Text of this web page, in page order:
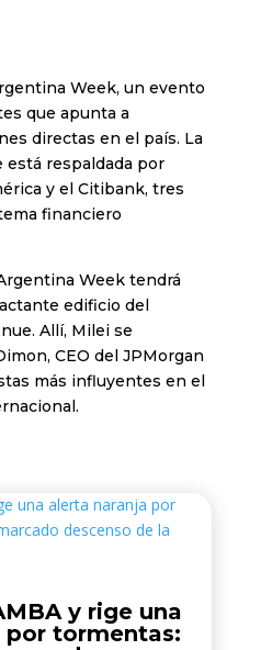
Week, un evento
que apunta a
directas en el país. La
respaldada por
y el Citibank, tres
financiero
Week tendrá
edificio del
Allí, Milei se
CEO del JPMorgan
más influyentes en el
y rige una
por tormentas: